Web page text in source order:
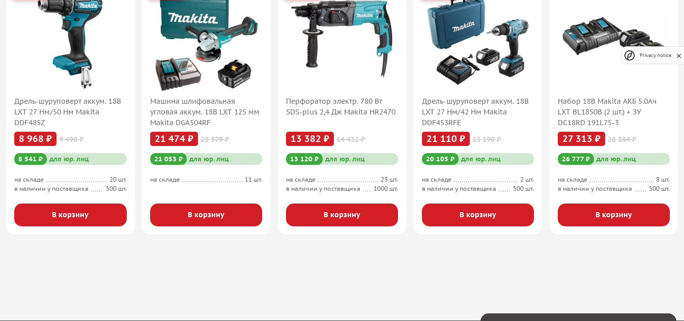
Дрель-шуруповерт аккум. 18В
LXT 27 Нм/50 Нм Makita
DDF485Z
8 968 ₽ 9 490 ₽
8 541 ₽ для юр. лиц
на складе
20 шт.
в наличии у поставщика
500 шт.
В корзину
Машина шлифовальная
угловая аккум. 18В LXT 125 мм
Makita DGA504RF
21 474 ₽ 23 579 ₽
21 053 ₽ для юр. лиц
на складе 11 шт.
В корзину
Перфоратор электр. 780 Вт
SDS-plus 2,4 Дж Makita HR2470
13 382 ₽ 14 432 ₽
13 120 ₽ для юр. лиц
на складе
23 шт.
в наличии у поставщика
1000 шт.
В корзину
Дрель-шуруповерт аккум. 18В
LXT 27 Нм/42 Нм Makita
DDF453RFE
21 110 ₽ 23 190 ₽
20 105 ₽ для юр. лиц
на складе
2 шт.
в наличии у поставщика
500 шт.
В корзину
Набор 18В Makita АКБ 5.0Ач
LXT BL1850B (2 шт.) + ЗУ
DC18RD 191L75-3
27 313 ₽ 28 384 ₽
26 777 ₽ для юр. лиц
на складе
8 шт.
в наличии у поставщика
500 шт.
В корзину
Privacy notice